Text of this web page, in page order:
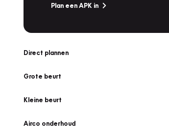
Plan een APK in
Direct plannen
Grote beurt
Kleine beurt
Airco onderhoud